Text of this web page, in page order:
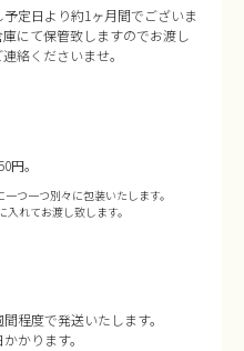
定日より約1ヶ月間でございま
にて保管致しますのでお渡し
絡くださいませ。
円。
つ一つ別々に包装いたします。
れてお渡し致します。
程度で発送いたします。
かります。